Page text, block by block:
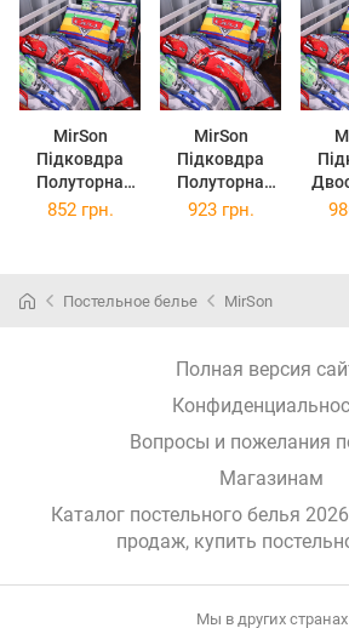
MirSon
Підковдра
Полуторна
143х210 см
Racing Dreams
MirSon
Підковдра
Полуторна
Євро 160х220
Racing Dreams
852 грн. 923 грн.
Постельное белье MirSon
Полная версия
Вопросы и пожелания
Магазинам
Каталог постельного белья
продаж, купить
Мы в других странах